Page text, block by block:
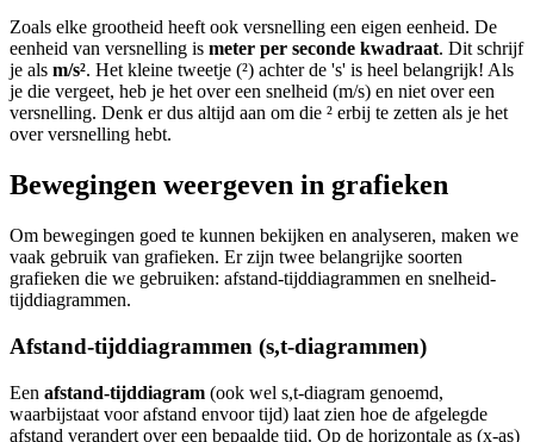
Zoals elke grootheid heeft ook versnelling een eigen eenheid. De
eenheid van versnelling is meter per seconde kwadraat. Dit schrijf
je als m/s². Het kleine tweetje (²) achter de 's' is heel belangrijk! Als
je die vergeet, heb je het over een snelheid (m/s) en niet over een
versnelling. Denk er dus altijd aan om die ² erbij te zetten als je het
over versnelling hebt.
Bewegingen weergeven in grafieken
Om bewegingen goed te kunnen bekijken en analyseren, maken we
vaak gebruik van grafieken. Er zijn twee belangrijke soorten
grafieken die we gebruiken: afstand-tijddiagrammen en snelheid-
tijddiagrammen.
Afstand-tijddiagrammen (s,t-diagrammen)
Een afstand-tijddiagram (ook wel s,t-diagram genoemd,
waarbijstaat voor afstand envoor tijd) laat zien hoe de afgelegde
afstand verandert over een bepaalde tijd. Op de horizontale as (x-as)